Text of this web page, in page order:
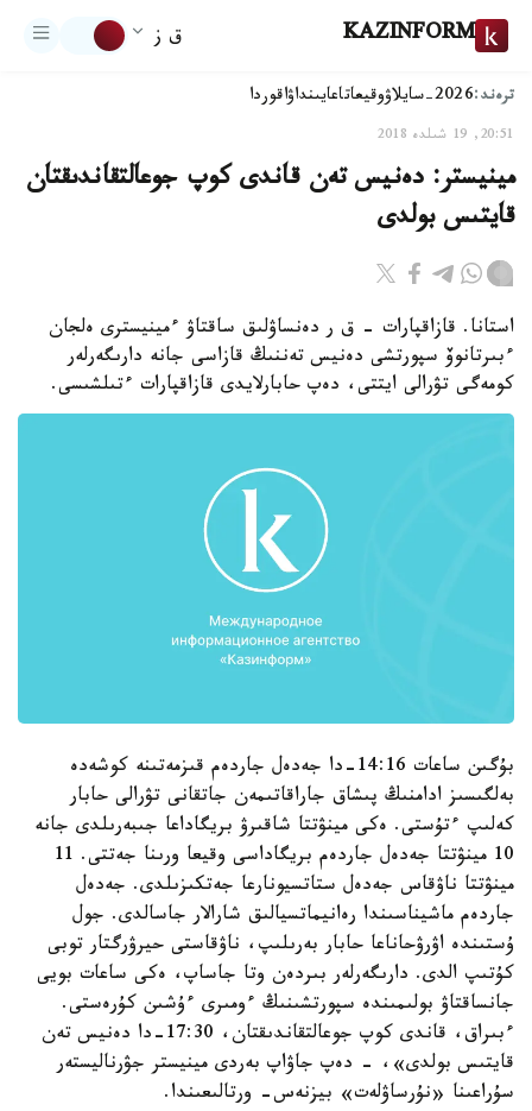
KAZINFORM ق ز
ترەند:2026-سايلاۋ وقيعاتاعايىنداۋاقوردا
20:51, 19 شىلدە 2018
مينيستر: دەنيس تەن قاندى كوپ جوعالتقاندىقتان
قايتىس بولدى
استانا. قازاقپارات - ق ر دەنساۋلىق ساقتاۋ ءمينيسترى ەلجان
ءبىرتانوۆ سپورتشى دەنيس تەننىڭ قازاسى جانە دارىگەرلەر
كومەگى تۋرالى ايتتى، دەپ حابارلايدى قازاقپارات ءتىلشىسى.
بۇگىن ساعات 14:16-دا جەدەل جاردەم قىزمەتىنە كوشەدە
بەلگىسىز ادامنىڭ پىشاق جاراقاتىمەن جاتقانى تۋرالى حابار
كەلىپ ءتۇستى. ەكى مينۋتتا شاقىرۋ بريگاداعا جىبەرىلدى جانە
10 مينۋتتا جەدەل جاردەم بريگاداسى وقيعا ورىنا جەتتى. 11
مينۋتتا ناۋقاس جەدەل ستاتسيونارعا جەتكىزىلدى. جەدەل
جاردەم ماشيناسىندا رەانيماتسيالىق شارالار جاسالدى. جول
ۇستىندە اۋرۋحاناعا حابار بەرىلىپ، ناۋقاستى حيرۋرگتار توبى
كۇتىپ الدى. دارىگەرلەر بىردەن وتا جاساپ، ەكى ساعات بويى
جانساقتاۋ بولىمىندە سپورتشىنىڭ ءومىرى ءۇشىن كۇرەستى.
ءبىراق، قاندى كوپ جوعالتقاندىقتان، 17:30-دا دەنيس تەن
قايتىس بولدى»، - دەپ جاۋاپ بەردى مينيستر جۋرناليستەر
سۇراعىنا «نۇرساۋلەت» بيزنەس- ورتالىعىندا.